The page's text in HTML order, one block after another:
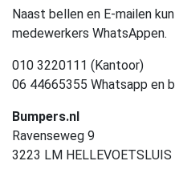
Naast bellen en E-mailen
medewerkers WhatsAppen.
010 3220111 (Kantoor)
06 44665355 Whatsapp en
Bumpers.nl
Ravenseweg 9
3223 LM HELLEVOETSLUIS